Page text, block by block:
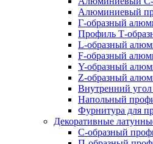
Алюминиевый
Г-образный
Профиль Т-
L-образный
F-образный
Y-образный
Z-образный
Внутренний
Напольный
Фурнитура для
Декоративные
C-образный